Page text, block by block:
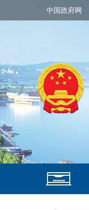
中国政府网